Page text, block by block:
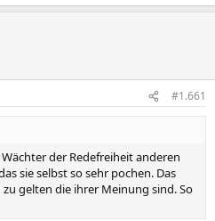
#1.661
der Redefreiheit anderen
sie selbst so sehr pochen. Das
gelten die ihrer Meinung sind. So